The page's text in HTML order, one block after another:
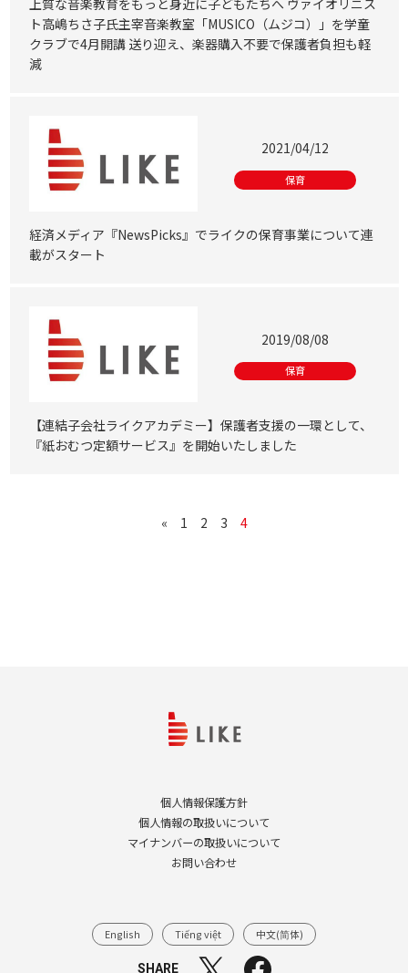
ト高嶋ちさ子氏主宰音楽教室「MUSICO（ムジコ）」を学童
クラブで4月開講 送り迎え、楽器購入不要で保護者負担も軽
減
2021/04/12
保育
経済メディア『NewsPicks』でライクの保育事業について連
載がスタート
2019/08/08
保育
【連結子会社ライクアカデミー】保護者支援の一環として、
『紙おむつ定額サービス』を開始いたしました
« 1 2 3 4
個人情報保護方針
個人情報の取扱いについて
マイナンバーの取扱いについて
お問い合わせ
English Tiếng việt 中文(简体)
SHARE